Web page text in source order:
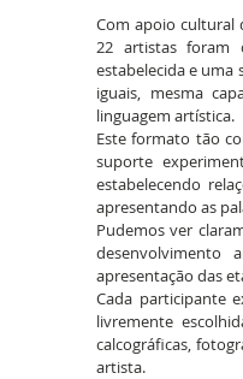
Com apoio cultural
22 artistas foram
estabelecida e uma
iguais, mesma
linguagem artística.
Este formato tão
suporte
estabelecendo
apresentando as
Pudemos ver
desenvolvimento
apresentação das
Cada participante
livremente
calcográficas,
artista.